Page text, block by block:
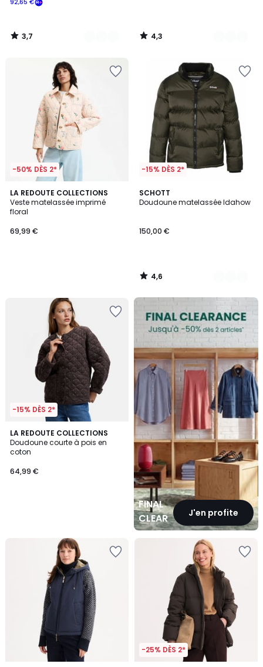
souscrivez
notre
programme
92,65 €
3,7
/
4,3
/
-50% DÈS 2*
LA REDOUTE COLLECTIONS
Veste matelassée imprimé
floral
69,99 €
-15% DÈS 2*
SCHOTT
Doudoune matelassée Idahow
150,00 €
4,6
/ 5
2
Couleurs
4,6
/
-15% DÈS 2*
LA REDOUTE COLLECTIONS
Doudoune courte à pois en
coton
64,99 €
FINAL
CLEARANCEJ'en profite
FINAL
CLEARANCE
-25% DÈS 2*